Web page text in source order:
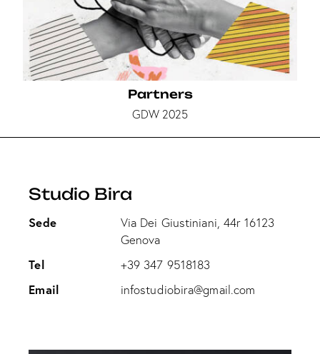
Partners
GDW 2025
Studio Bira
Sede
Via Dei Giustiniani, 44r 16123
Genova
Tel +39 347 9518183
Email infostudiobira@gmail.com